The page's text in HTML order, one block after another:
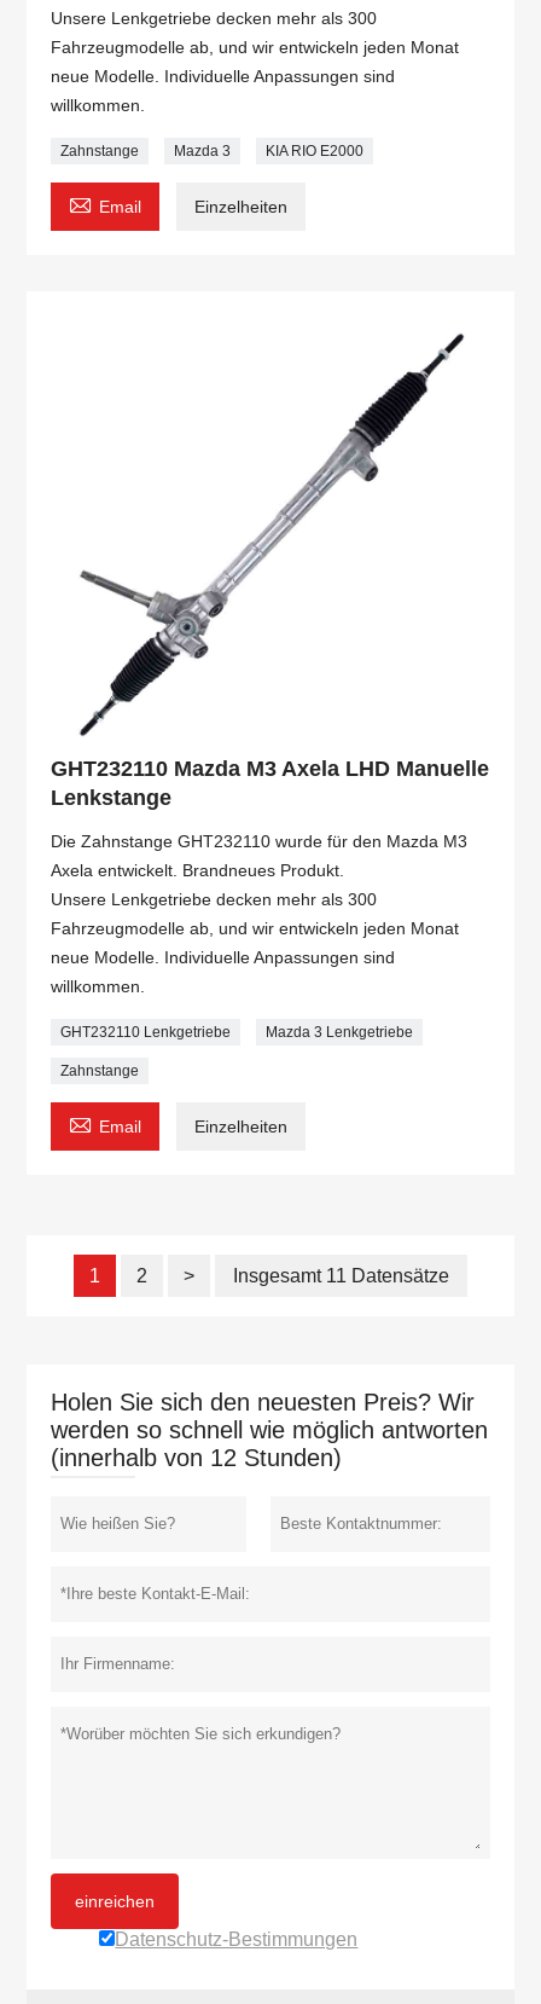
Unsere Lenkgetriebe decken mehr als 300
Fahrzeugmodelle ab, und wir entwickeln jeden Monat
neue Modelle. Individuelle Anpassungen sind
willkommen.
Zahnstange Mazda 3 KIA RIO E2000
 Email Einzelheiten
GHT232110 Mazda M3 Axela LHD Manuelle
Lenkstange
Die Zahnstange GHT232110 wurde für den Mazda M3
Axela entwickelt. Brandneues Produkt.
Unsere Lenkgetriebe decken mehr als 300
Fahrzeugmodelle ab, und wir entwickeln jeden Monat
neue Modelle. Individuelle Anpassungen sind
willkommen.
GHT232110 Lenkgetriebe Mazda 3 Lenkgetriebe
Zahnstange
 Email Einzelheiten
1 2 > Insgesamt 11 Datensätze
Holen Sie sich den neuesten Preis? Wir
werden so schnell wie möglich antworten
(innerhalb von 12 Stunden)
einreichen
Datenschutz-Bestimmungen